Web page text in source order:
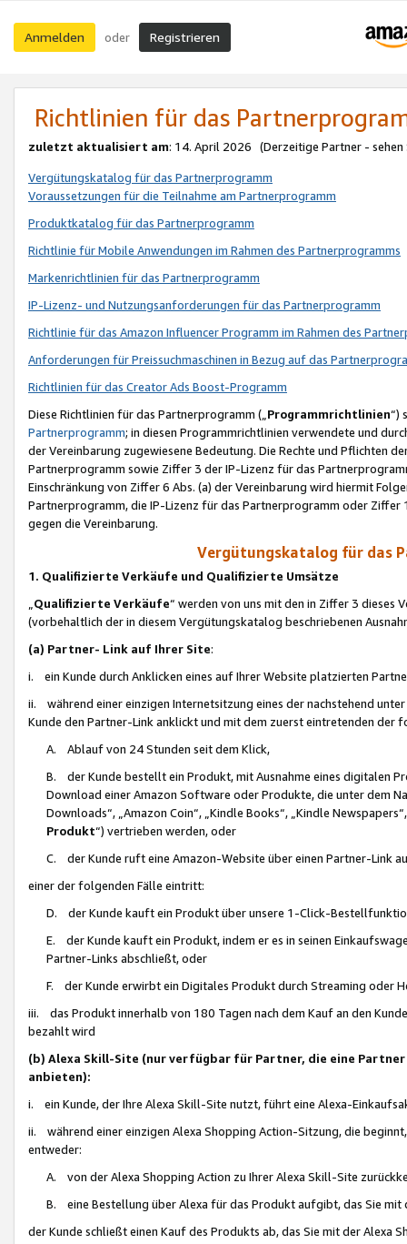
Anmelden oder Registrieren
Richtlinien für das
zuletzt aktualisiert am: 14. April 2026 (Derzeitige Partner - sehen
Vergütungskatalog für das Partnerprogramm
Voraussetzungen für die Teilnahme am Partnerprogramm
Produktkatalog für das Partnerprogramm
Richtlinie für Mobile Anwendungen im Rahmen des Partnerprogramms
Markenrichtlinien für das Partnerprogramm
IP-Lizenz- und Nutzungsanforderungen für das Partnerprogramm
Richtlinie für das Amazon Influencer Programm im Rahmen des
Anforderungen für Preissuchmaschinen in Bezug auf das
Richtlinien für das Creator Ads Boost-Programm
Diese Richtlinien für das Partnerprogramm („Programmrichtlinien“)
Partnerprogramm; in diesen Programmrichtlinien verwendete und
der Vereinbarung zugewiesene Bedeutung. Die Rechte und Pflichten
Partnerprogramm sowie Ziffer 3 der IP-Lizenz für das
Einschränkung von Ziffer 6 Abs. (a) der Vereinbarung wird hiermit
Partnerprogramm, die IP-Lizenz für das Partnerprogramm oder
gegen die Vereinbarung.
Vergütungskatalog für das
1. Qualifizierte Verkäufe und Qualifizierte Umsätze
Qualifizierte Verkäufe“ werden von uns mit den in Ziffer 3
(vorbehaltlich der in diesem Vergütungskatalog beschriebenen
(a) Partner- Link auf Ihrer Site:
i. ein Kunde durch Anklicken eines auf Ihrer Website platzierten
ii. während einer einzigen Internetsitzung eines der nachstehend
Kunde den Partner-Link anklickt und mit dem zuerst eintretenden der
A. Ablauf von 24 Stunden seit dem Klick,
B. der Kunde bestellt ein Produkt, mit Ausnahme eines digitalen
Download einer Amazon Software oder Produkte, die unter dem
Downloads“, „Amazon Coin“, „Kindle Books“, „Kindle
Produkt“) vertrieben werden, oder
C. der Kunde ruft eine Amazon-Website über einen Partner-Link
einer der folgenden Fälle eintritt:
D. der Kunde kauft ein Produkt über unsere 1-Click-
E. der Kunde kauft ein Produkt, indem er es in seinen
Partner-Links abschließt, oder
F. der Kunde erwirbt ein Digitales Produkt durch Streaming oder
iii. das Produkt innerhalb von 180 Tagen nach dem Kauf an den
bezahlt wird
(b) Alexa Skill-Site (nur verfügbar für Partner, die eine
anbieten):
i. ein Kunde, der Ihre Alexa Skill-Site nutzt, führt eine Alexa-
ii. während einer einzigen Alexa Shopping Action-Sitzung, die
entweder:
A. von der Alexa Shopping Action zu Ihrer Alexa Skill-Site
B. eine Bestellung über Alexa für das Produkt aufgibt, das Sie mit
der Kunde schließt einen Kauf des Produkts ab, das Sie mit der Alexa